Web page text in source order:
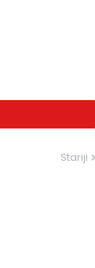
Stariji